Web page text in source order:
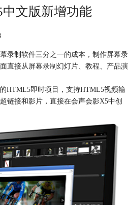
文版新增功能
录制软件三分之一的成本，制作屏幕录
直接从屏幕录制幻灯片、教程、产品演
HTML5即时项目，支持HTML5视频输
链接和影片，直接在会声会影X5中创